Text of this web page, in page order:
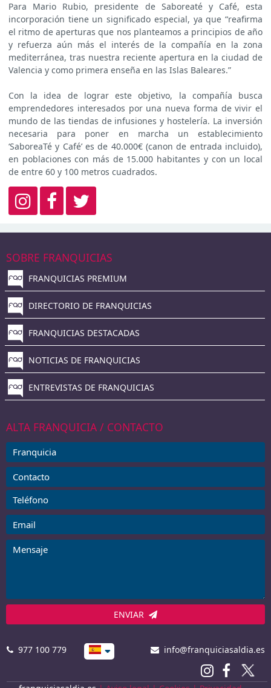
Para Mario Rubio, presidente de Saboreaté y Café, esta
incorporación tiene un significado especial, ya que “reafirma
el ritmo de aperturas que nos planteamos a principios de año
y refuerza aún más el interés de la compañía en la zona
mediterránea, tras nuestra reciente apertura en la ciudad de
Valencia y como primera enseña en las Islas Baleares.”
Con la idea de lograr este objetivo, la compañía busca
emprendedores interesados por una nueva forma de vivir el
mundo de las tiendas de infusiones y hostelería. La inversión
necesaria para poner en marcha un establecimiento
‘SaboreaTé y Café’ es de 40.000€ (canon de entrada incluido),
en poblaciones con más de 15.000 habitantes y con un local
de entre 60 y 100 metros cuadrados.
SOBRE FRANQUICIAS
FRANQUICIAS PREMIUM
DIRECTORIO DE FRANQUICIAS
FRANQUICIAS DESTACADAS
NOTICIAS DE FRANQUICIAS
ENTREVISTAS DE FRANQUICIAS
ALTA FRANQUICIA / CONTACTO
ENVIAR
977 100 779 info@franquiciasaldia.es